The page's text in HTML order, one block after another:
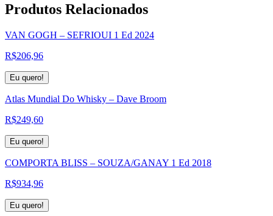
Produtos Relacionados
VAN GOGH – SEFRIOUI 1 Ed 2024
R$206,96
Eu quero!
Atlas Mundial Do Whisky – Dave Broom
R$249,60
Eu quero!
COMPORTA BLISS – SOUZA/GANAY 1 Ed 2018
R$934,96
Eu quero!